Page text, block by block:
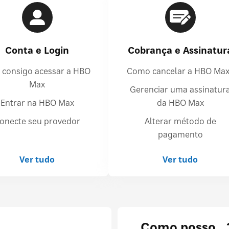
Conta e Login
consigo acessar a HBO
Max
Entrar na HBO Max
seu provedor
Ver tudo
Cobrança e
Como cancelar a HBO
Gerenciar uma
da HBO Max
Alterar método de
pagamento
Ver tudo